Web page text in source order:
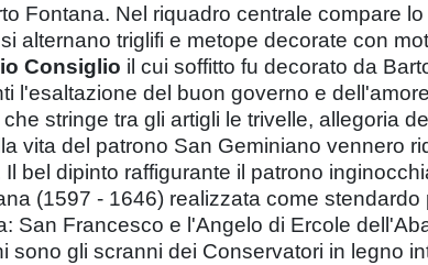
Fontana. Nel riquadro centrale compare
alternano triglifi e metope decorate con
Consiglio il cui soffitto fu decorato da
l'esaltazione del buon governo e
stringe tra gli artigli le trivelle, allegoria
vita del patrono San Geminiano vennero
bel dipinto raffigurante il patrono
(1597 - 1646) realizzata come
San Francesco e l'Angelo di Ercole
gli scranni dei Conservatori in legno